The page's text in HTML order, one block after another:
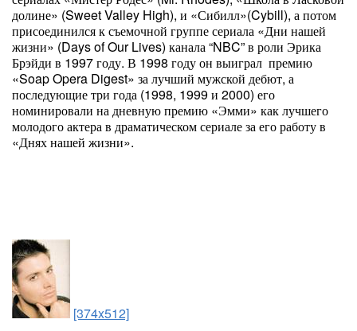
долине» (Sweet Valley High), и «Сибилл»(Cybill), а потом
присоединился к съемочной группе сериала «Дни нашей
жизни» (Days of Our Lives) канала “NBC” в роли Эрика
Брэйди в 1997 году. В 1998 году он выиграл премию
«Soap Opera Digest» за лучший мужской дебют, а
последующие три года (1998, 1999 и 2000) его
номинировали на дневную премию «Эмми» как лучшего
молодого актера в драматическом сериале за его работу в
«Днях нашей жизни».
[374x512]